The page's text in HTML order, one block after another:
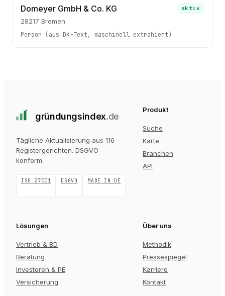
Domeyer GmbH & Co. KG
28217 Bremen
aktiv
Person (aus DK-Text, maschinell extrahiert)
gründungsindex.de
Tägliche Aktualisierung aus 116
Registergerichten. DSGVO-
konform.
ISO 27001 DSGVO MADE IN DE
Produkt
Suche
Karte
Branchen
API
Lösungen
Vertrieb & BD
Beratung
Investoren & PE
Versicherung
Über uns
Methodik
Pressespiegel
Karriere
Kontakt